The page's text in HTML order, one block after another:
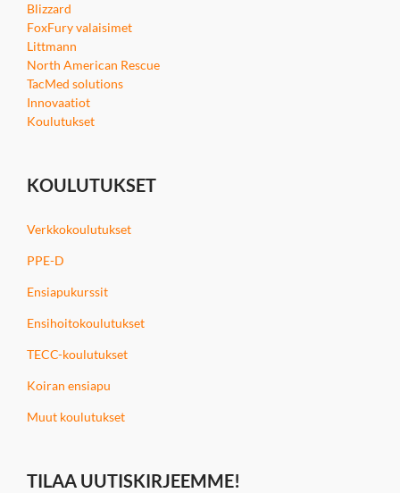
Blizzard
FoxFury valaisimet
Littmann
North American Rescue
TacMed solutions
Innovaatiot
Koulutukset
KOULUTUKSET
Verkkokoulutukset
PPE-D
Ensiapukurssit
Ensihoitokoulutukset
TECC-koulutukset
Koiran ensiapu
Muut koulutukset
TILAA UUTISKIRJEEMME!